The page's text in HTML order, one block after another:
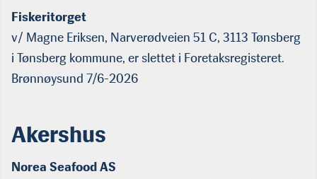
Fiskeritorget
v/ Magne Eriksen, Narverødveien 51 C, 3113 Tønsberg
i Tønsberg kommune, er slettet i Foretaksregisteret.
Brønnøysund 7/6-2026
Akershus
Norea Seafood AS